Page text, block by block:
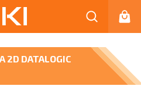
2D DATALOGIC